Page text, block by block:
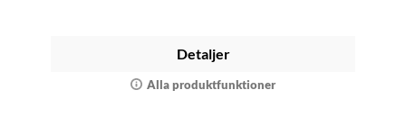
Detaljer
Alla produktfunktioner